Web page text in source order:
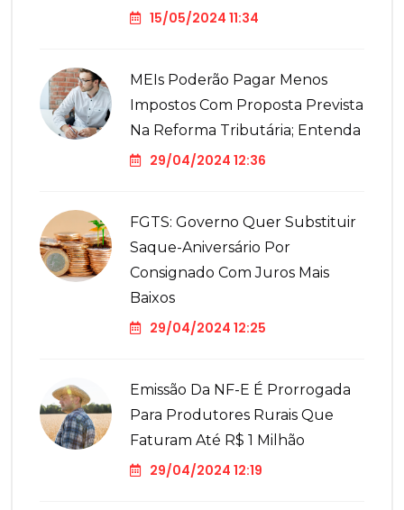
15/05/2024 11:34
MEIs Poderão Pagar Menos
Impostos Com Proposta Prevista
Na Reforma Tributária; Entenda
29/04/2024 12:36
FGTS: Governo Quer Substituir
Saque-Aniversário Por
Consignado Com Juros Mais
Baixos
29/04/2024 12:25
Emissão Da NF-E É Prorrogada
Para Produtores Rurais Que
Faturam Até R$ 1 Milhão
29/04/2024 12:19